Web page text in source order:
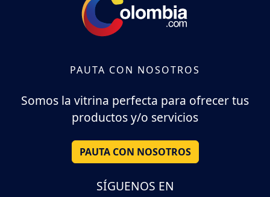
PAUTA CON NOSOTROS
Somos la vitrina perfecta para ofrecer tus
productos y/o servicios
PAUTA CON NOSOTROS
SÍGUENOS EN